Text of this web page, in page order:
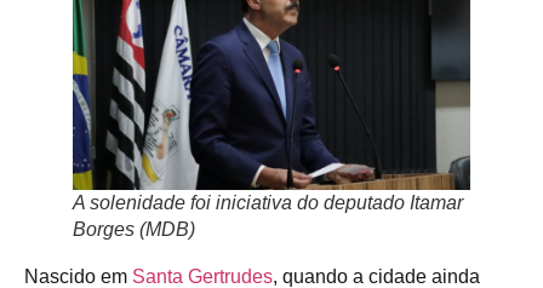
A solenidade foi iniciativa do deputado Itamar
Borges (MDB)
Nascido em Santa Gertrudes, quando a cidade ainda